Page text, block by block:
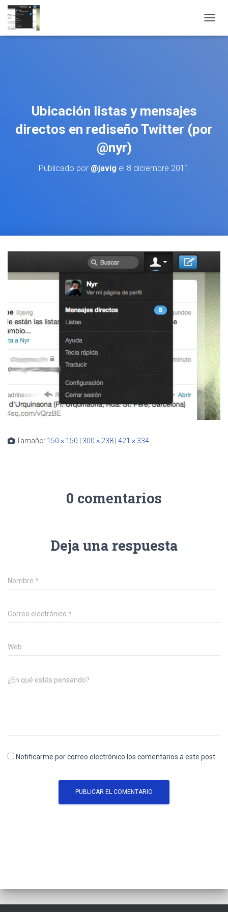
Ubicación listas y mensajes
directos en rediseño Twitter (por
@nyr)
Publicado por @javig el 8 diciembre 2011
Tamaño: 150 × 150 | 300 × 238 | 421 × 334
0 comentarios
Deja una respuesta
Nombre *
Correo electrónico *
Web
¿En qué estás pensando?
Notificarme por correo electrónico los comentarios a este post